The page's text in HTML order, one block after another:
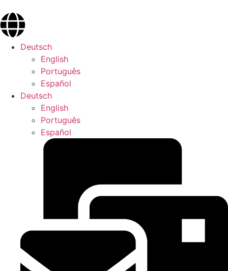
Deutsch
English
Português
Español
Deutsch
English
Português
Español